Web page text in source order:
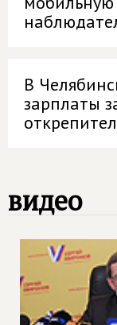
В
зарплаты
видео